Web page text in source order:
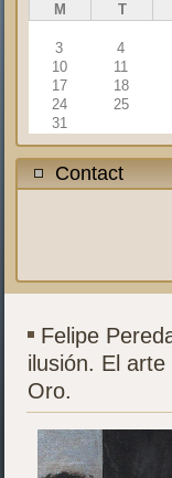
M T
3
4
10
11
17
18
24
25
31
Contact
Felipe
ilusión. El
Oro.